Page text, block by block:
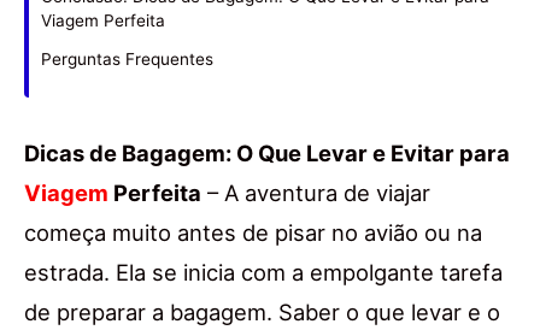
Viagem Perfeita
Perguntas Frequentes
Dicas de Bagagem: O Que Levar e Evitar para
Viagem Perfeita – A aventura de viajar
começa muito antes de pisar no avião ou na
estrada. Ela se inicia com a empolgante tarefa
de preparar a bagagem. Saber o que levar e o